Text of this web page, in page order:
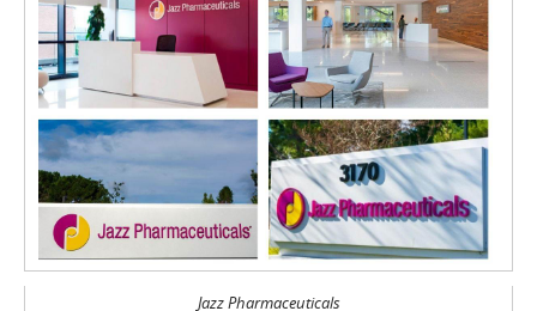
Jazz Pharmaceuticals